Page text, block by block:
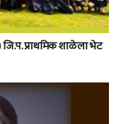
प्राथमिक शाळेला भेट